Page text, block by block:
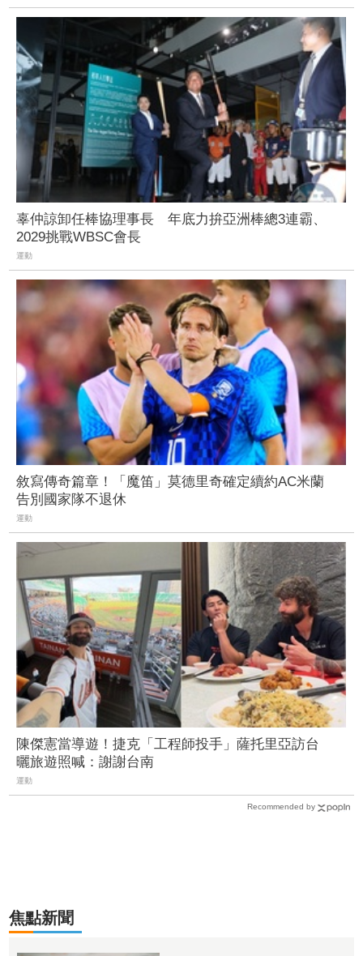
辜仲諒卸任棒協理事長 年底力拚亞洲棒總3連霸、
2029挑戰WBSC會長
運動
敘寫傳奇篇章！「魔笛」莫德里奇確定續約AC米蘭
告別國家隊不退休
運動
陳傑憲當導遊！捷克「工程師投手」薩托里亞訪台
曬旅遊照喊：謝謝台南
運動
Recommended by
焦點新聞